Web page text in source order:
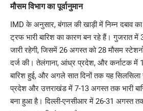
मौसम विभाग का पूर्वानुमान
IMD के अनुसार, बंगाल की खाड़ी में निम्न दबाव
ट्रफ भारी बारिश का कारण बन रहे हैं। गुजरात में
जारी रहेगी, जिसमें 26 अगस्त को 28 मौसम
दर्ज की। तेलंगाना, आंध्र प्रदेश, और कर्नाटक में
बारिश हुई, और अगले सात दिनों तक यह सिलसिला
प्रदेश और उत्तराखंड में 7-13 अगस्त तक भारी
बना हुआ है। दिल्ली-एनसीआर में 26-31 अगस्त